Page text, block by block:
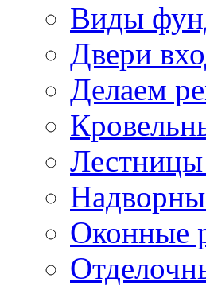
Виды
Двери
Делаем
Оконные